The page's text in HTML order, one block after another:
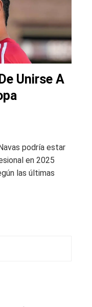
Unirse A
podría estar
en 2025
las últimas